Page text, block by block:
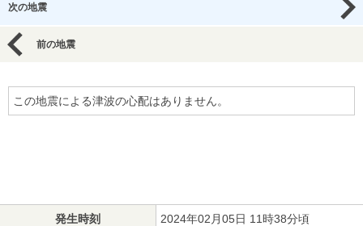
次の地震
前の地震
この地震による津波の心配はありません。
発生時刻 2024年02月05日 11時38分頃